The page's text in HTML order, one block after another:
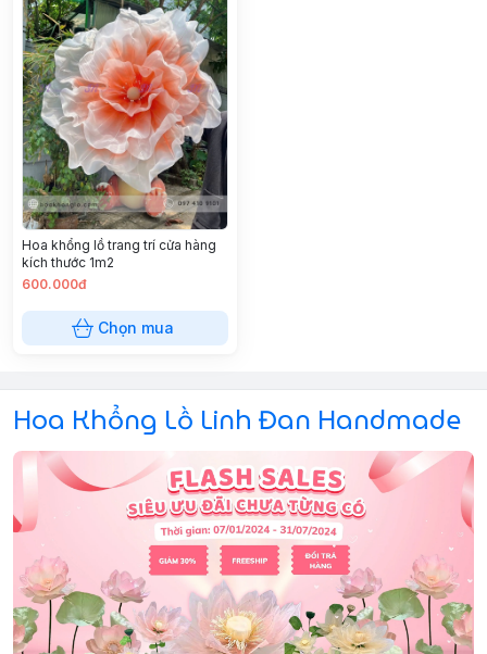
Hoa khổng lồ trang trí cửa hàng
kích thước 1m2
600.000đ
Chọn mua
Hoa Khổng Lồ Linh Đan Handmade